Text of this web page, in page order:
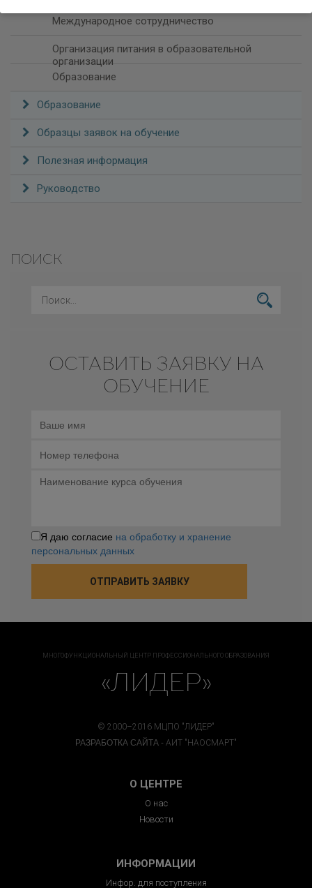
Международное сотрудничество
Организация питания в образовательной
организации
Образование
Образование
Образцы заявок на обучение
Полезная информация
Руководство
ПОИСК
ОСТАВИТЬ ЗАЯВКУ НА
ОБУЧЕНИЕ
Я даю согласие на обработку и хранение
персональных данных
МНОГОФУНКЦИОНАЛЬНЫЙ ЦЕНТР ПРОФЕССИОНАЛЬНОГО ОБРАЗОВАНИЯ
«ЛИДЕР»
© 2000–2016 МЦПО "ЛИДЕР"
РАЗРАБОТКА САЙТА - АИТ "НАОСМАРТ"
О ЦЕНТРЕ
О нас
Новости
ИНФОРМАЦИИ
Инфор. для поступления